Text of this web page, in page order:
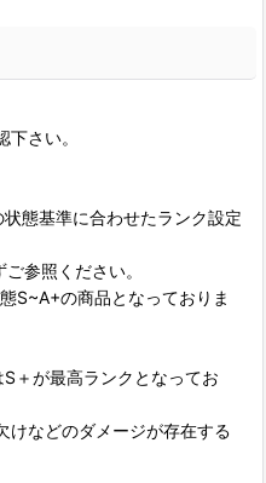
さい。
態基準に合わせたランク設定
ご参照ください。
S~A+の商品となっておりま
＋が最高ランクとなってお
けなどのダメージが存在する